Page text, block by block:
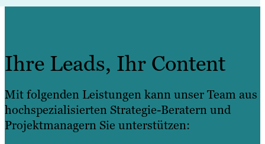
Ihre Leads, Ihr Content
Mit folgenden Leistungen kann unser Team aus
hochspezialisierten Strategie-Beratern und
Projektmanagern Sie unterstützen: